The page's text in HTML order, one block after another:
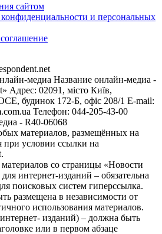
сайтом
и персональных
медиа Название онлайн-медиа -
Адрес: 02091, місто Київ,
будинок 172-Б, офіс 208/1 E-mail:
Телефон: 044-205-43-00
- R40-06068
материалов, размещённых на
при условии ссылки на
со страницы «Новости
интернет-изданий – обязательна
поисковых систем гиперссылка.
размещена в независимости от
использования материалов.
изданий) – должна быть
или в первом абзаце